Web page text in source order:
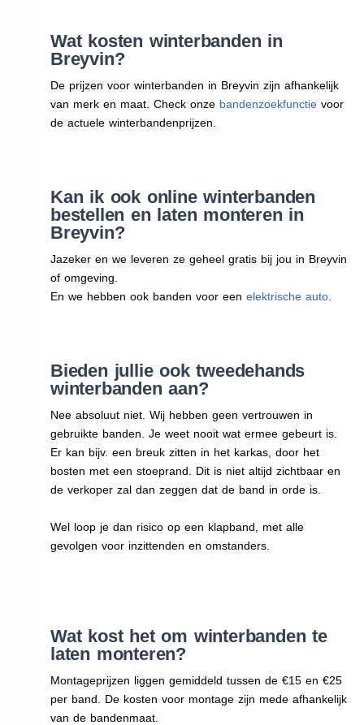
Wat kosten winterbanden in
Breyvin?
De prijzen voor winterbanden in Breyvin zijn afhankelijk
van merk en maat. Check onze bandenzoekfunctievoor
de actuele winterbandenprijzen.
Kan ik ook online winterbanden
bestellen en laten monteren in
Breyvin?
Jazeker en we leveren ze geheel gratis bij jou in Breyvin
of omgeving.
En we hebben ook banden voor een elektrische auto.
Bieden jullie ook tweedehands
winterbanden aan?
Nee absoluut niet. Wij hebben geen vertrouwen in
gebruikte banden. Je weet nooit wat ermee gebeurt is.
Er kan bijv. een breuk zitten in het karkas, door het
bosten met een stoeprand. Dit is niet altijd zichtbaar en
de verkoper zal dan zeggen dat de band in orde is.
Wel loop je dan risico op een klapband, met alle
gevolgen voor inzittenden en omstanders.
Wat kost het om winterbanden te
laten monteren?
Montageprijzen liggen gemiddeld tussen de €15 en €25
per band. De kosten voor montage zijn mede afhankelijk
van de bandenmaat.